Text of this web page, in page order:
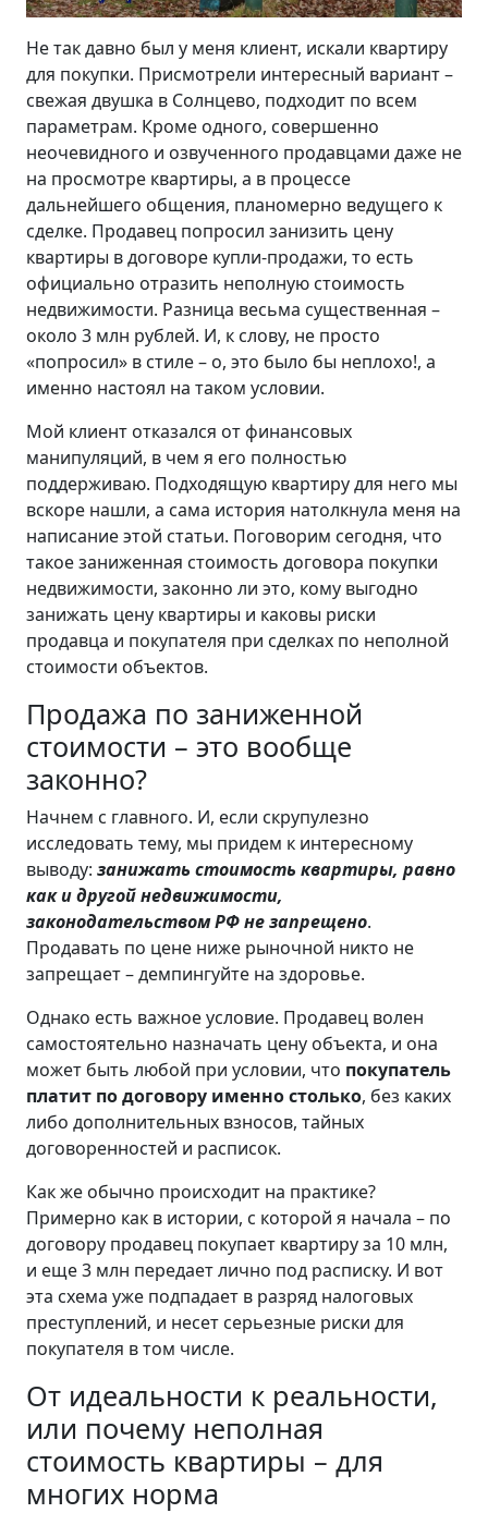
Не так давно был у меня клиент, искали квартиру
для покупки. Присмотрели интересный вариант –
свежая двушка в Солнцево, подходит по всем
параметрам. Кроме одного, совершенно
неочевидного и озвученного продавцами даже не
на просмотре квартиры, а в процессе
дальнейшего общения, планомерно ведущего к
сделке. Продавец попросил занизить цену
квартиры в договоре купли-продажи, то есть
официально отразить неполную стоимость
недвижимости. Разница весьма существенная –
около 3 млн рублей. И, к слову, не просто
«попросил» в стиле – о, это было бы неплохо!, а
именно настоял на таком условии.
Мой клиент отказался от финансовых
манипуляций, в чем я его полностью
поддерживаю. Подходящую квартиру для него мы
вскоре нашли, а сама история натолкнула меня на
написание этой статьи. Поговорим сегодня, что
такое заниженная стоимость договора покупки
недвижимости, законно ли это, кому выгодно
занижать цену квартиры и каковы риски
продавца и покупателя при сделках по неполной
стоимости объектов.
Продажа по заниженной
стоимости – это вообще
законно?
Начнем с главного. И, если скрупулезно
исследовать тему, мы придем к интересному
выводу: занижать стоимость квартиры, равно
как и другой недвижимости,
законодательством РФ не запрещено.
Продавать по цене ниже рыночной никто не
запрещает – демпингуйте на здоровье.
Однако есть важное условие. Продавец волен
самостоятельно назначать цену объекта, и она
может быть любой при условии, что покупатель
платит по договору именно столько, без каких
либо дополнительных взносов, тайных
договоренностей и расписок.
Как же обычно происходит на практике?
Примерно как в истории, с которой я начала – по
договору продавец покупает квартиру за 10 млн,
и еще 3 млн передает лично под расписку. И вот
эта схема уже подпадает в разряд налоговых
преступлений, и несет серьезные риски для
покупателя в том числе.
От идеальности к реальности,
или почему неполная
стоимость квартиры – для
многих норма